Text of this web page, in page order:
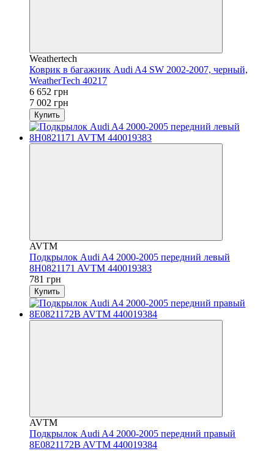
Weathertech
Коврик в багажник Audi A4 SW 2002-2007, черный,
WeatherTech 40217
6 652 грн
7 002 грн
Купить
AVTM
Подкрылок Audi A4 2000-2005 передний левый
8H0821171 AVTM 440019383
781 грн
Купить
AVTM
Подкрылок Audi A4 2000-2005 передний правый
8E0821172B AVTM 440019384